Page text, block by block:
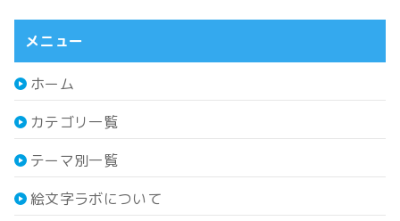
メニュー
ホーム
カテゴリ一覧
テーマ別一覧
絵文字ラボについて